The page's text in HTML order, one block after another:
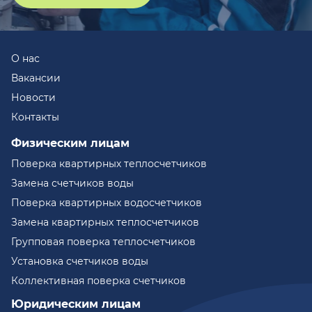
О нас
Вакансии
Новости
Контакты
Физическим лицам
Поверка квартирных теплосчетчиков
Замена счетчиков воды
Поверка квартирных водосчетчиков
Замена квартирных теплосчетчиков
Групповая поверка теплосчетчиков
Установка счетчиков воды
Коллективная поверка счетчиков
Юридическим лицам